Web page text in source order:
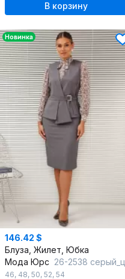
В корзину
Новинка
146.42 $
Блуза, Жилет, Юбка
Мода Юрс 26-2538 серый_цветы
46, 48, 50, 52, 54